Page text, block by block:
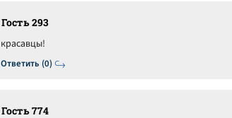
Гость 293
Ответить (0)
красавцы!
Гость 774